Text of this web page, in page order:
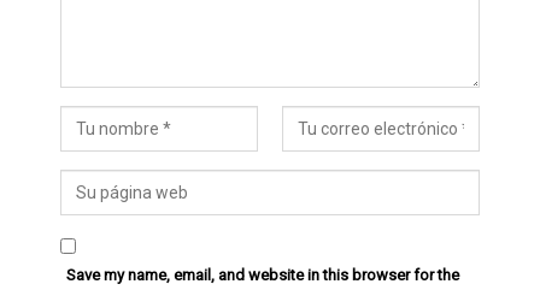
Save my name, email, and website in this browser for the